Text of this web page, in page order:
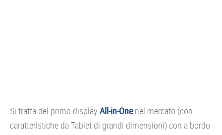
Si tratta del primo display All-in-Onenel mercato (con
caratteristiche da Tablet di grandi dimensioni) con a bordo